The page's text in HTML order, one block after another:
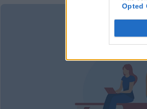
Opted